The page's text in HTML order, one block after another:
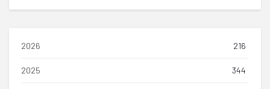
2026 216
2025 344